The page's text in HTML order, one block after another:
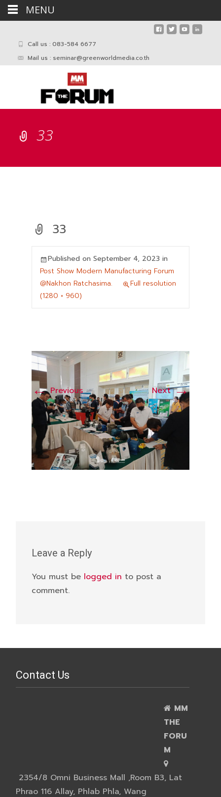
Call us : 083-584 6677
Mail us : seminar@greenworldmedia.co.th
33
33
Published on September 4, 2023 in
Post Show Modern Manufacturing Forum
@Nakhon Ratchasima.
Full resolution
(1280 × 960)
←Previous Next→
Leave a Reply
You must be logged in to post a
comment.
Contact Us
MM
THE
FORU
M
2354/8 Omni Business Mall ,Room B3, Lat
Phrao 116 Allay, Phlab Phla, Wang
MENU